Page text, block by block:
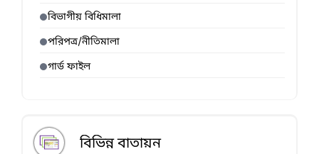
বিভাগীয় বিধিমালা
পরিপত্র/নীতিমালা
গার্ড ফাইল
বিভিন্ন বাতায়ন